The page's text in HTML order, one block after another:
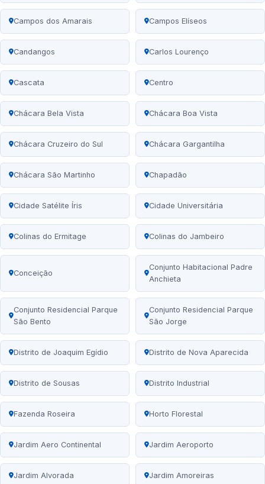
Campos dos Amarais Campos Elíseos
Candangos Carlos Lourenço
Cascata Centro
Chácara Bela Vista Chácara Boa Vista
Chácara Cruzeiro do Sul Chácara Gargantilha
Chácara São Martinho Chapadão
Cidade Satélite Íris Cidade Universitária
Colinas do Ermitage Colinas do Jambeiro
Conceição
Conjunto Habitacional Padre
Anchieta
Conjunto Residencial Parque
São Bento
Conjunto Residencial Parque
São Jorge
Distrito de Joaquim Egídio Distrito de Nova Aparecida
Distrito de Sousas Distrito Industrial
Fazenda Roseira Horto Florestal
Jardim Aero Continental Jardim Aeroporto
Jardim Alvorada Jardim Amoreiras